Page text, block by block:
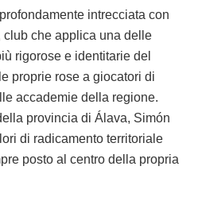
intrecciata con
club che applica una delle
rigorose e identitarie del
proprie rose a giocatori di
accademie della regione.
provincia di Álava, Simón
di radicamento territoriale
posto al centro della propria